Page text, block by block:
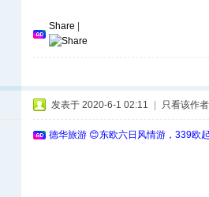
Share
发表于 2020-6-1 02:11 只看该作者
德华旅游 😊东欧六日风情游，339欧